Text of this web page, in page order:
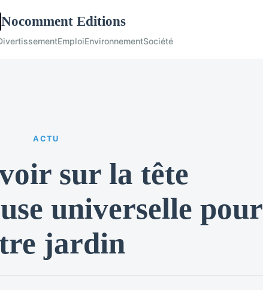
Nocomment Editions
EmploiEnvironnementSociété
ACTU
sur la tête
universelle pour
jardin